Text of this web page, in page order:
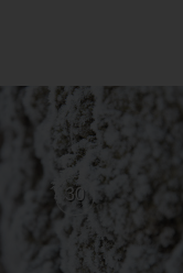
30